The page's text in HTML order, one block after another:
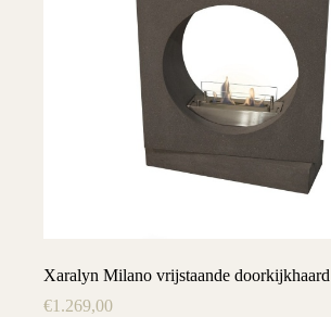
Xaralyn Milano vrijstaande doorkijkhaard
€1.269,00